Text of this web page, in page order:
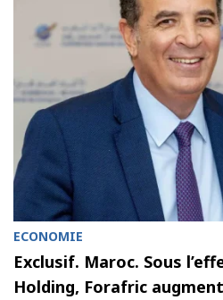
ECONOMIE
Exclusif. Maroc. Sous
Holding, Forafric